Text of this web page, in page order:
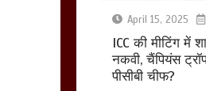
April 15, 2025
ICC की मीटिंग में
नकवी, चैंपियंस
पीसीबी चीफ?